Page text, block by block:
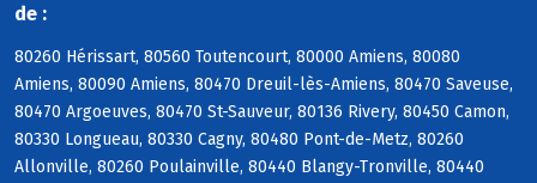
de :
80260 Hérissart, 80560 Toutencourt, 80000 Amiens, 80080
Amiens, 80090 Amiens, 80470 Dreuil-lès-Amiens, 80470 Saveuse,
80470 Argoeuves, 80470 St-Sauveur, 80136 Rivery, 80450 Camon,
80330 Longueau, 80330 Cagny, 80480 Pont-de-Metz, 80260
Allonville, 80260 Poulainville, 80440 Blangy-Tronville, 80440